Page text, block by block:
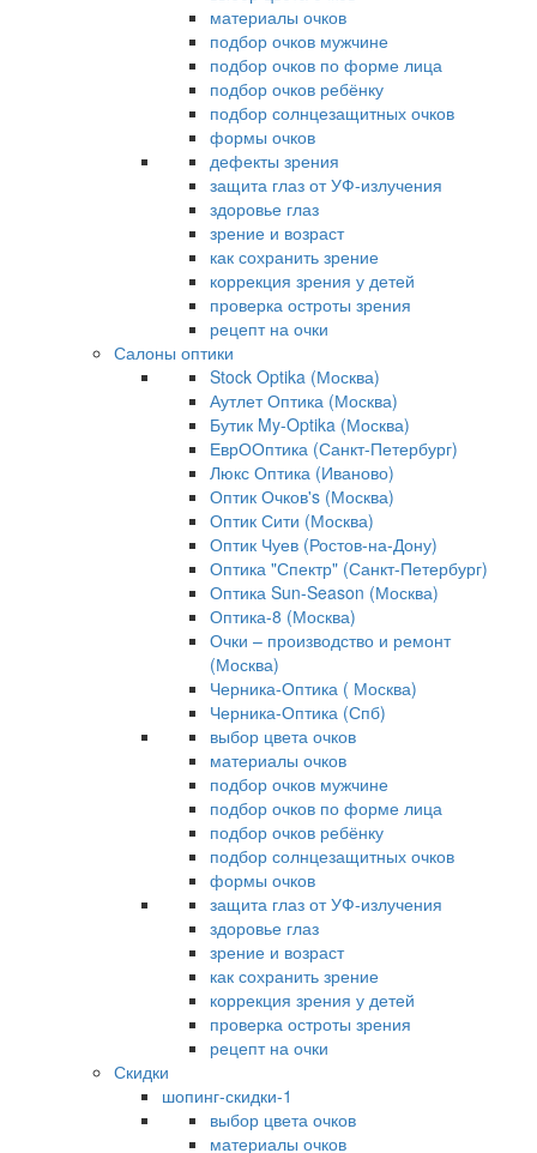
материалы очков
подбор очков мужчине
подбор очков по форме лица
подбор очков ребёнку
подбор солнцезащитных очков
формы очков
дефекты зрения
защита глаз от УФ-излучения
здоровье глаз
зрение и возраст
как сохранить зрение
коррекция зрения у детей
проверка остроты зрения
рецепт на очки
Салоны оптики
Stock Optika (Москва)
Аутлет Оптика (Москва)
Бутик My-Optika (Москва)
ЕврООптика (Санкт-Петербург)
Люкс Оптика (Иваново)
Оптик Очков's (Москва)
Оптик Сити (Москва)
Оптик Чуев (Ростов-на-Дону)
Оптика "Спектр" (Санкт-Петербург)
Оптика Sun-Season (Москва)
Оптика-8 (Москва)
Очки – производство и ремонт
(Москва)
Черника-Оптика ( Москва)
Черника-Оптика (Спб)
выбор цвета очков
материалы очков
подбор очков мужчине
подбор очков по форме лица
подбор очков ребёнку
подбор солнцезащитных очков
формы очков
защита глаз от УФ-излучения
здоровье глаз
зрение и возраст
как сохранить зрение
коррекция зрения у детей
проверка остроты зрения
рецепт на очки
Скидки
шопинг-скидки-1
выбор цвета очков
материалы очков